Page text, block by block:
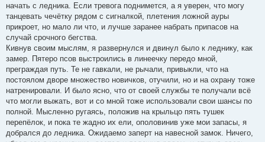
начать с ледника. Если тревога поднимется, а я уверен, что могу
танцевать чечётку рядом с сигналкой, плетения ложной ауры
прикроет, но мало ли что, и лучше заранее набрать припасов на
случай срочного бегства.
Кивнув своим мыслям, я развернулся и двинул было к леднику, как
замер. Пятеро псов выстроились в линеечку передо мной,
преграждая путь. Те не гавкали, не рычали, привыкли, что на
постоялом дворе множество новичков, отучили, но и на охрану тоже
натренировали. И было ясно, что от своей службы те получали всё
что могли выжать, вот и со мной тоже использовали свои шансы по
полной. Мысленно ругаясь, положив на крыльцо пять тушек
перепёлок, и пока те жадно их ели, ополовинив уже мои запасы, я
добрался до ледника. Ожидаемо заперт на навесной замок. Ничего,